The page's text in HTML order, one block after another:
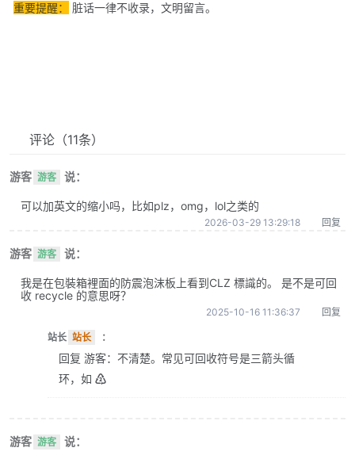
重要提醒： 脏话一律不收录，文明留言。
评论 （11条）
游客 游客 说：
可以加英文的缩小吗，比如plz，omg，lol之类的
2026-03-29 13:29:18 回复
游客 游客 说：
我是在包裝箱裡面的防震泡沫板上看到CLZ 標識的。 是不是可回
收 recycle 的意思呀？
2025-10-16 11:36:37 回复
站长 站长 ：
回复 游客：不清楚。常见可回收符号是三箭头循
环，如 ♴
游客 游客 说：